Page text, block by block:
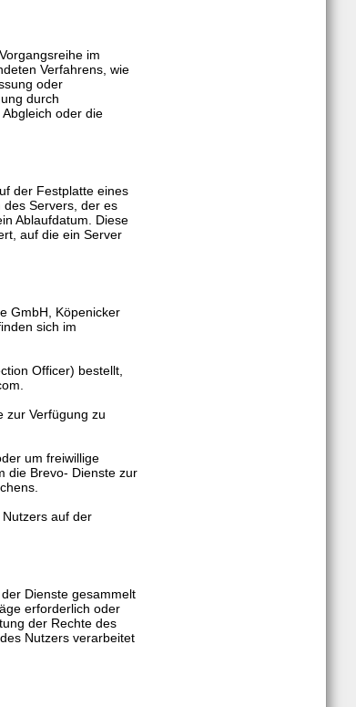
im
Verfahrens, wie
oder
durch
oder die
der Festplatte eines
Servers, der es
Ablaufdatum. Diese
auf die ein Server
GmbH, Köpenicker
sich im
Officer) bestellt,
zur Verfügung zu
um freiwillige
die Brevo- Dienste zur
auf der
Dienste gesammelt
erforderlich oder
der Rechte des
Nutzers verarbeitet